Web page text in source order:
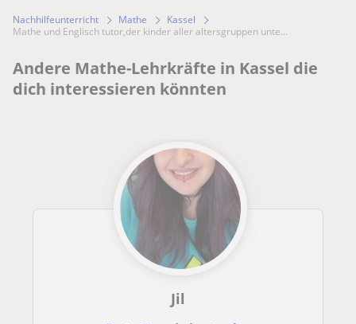
Nachhilfeunterricht Mathe
Kassel
Mathe und Englisch tutor,der kinder aller altersgruppen unte...
Andere Mathe-Lehrkräfte in Kassel die
dich interessieren könnten
Jil